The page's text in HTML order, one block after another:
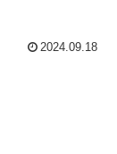
2024.09.18